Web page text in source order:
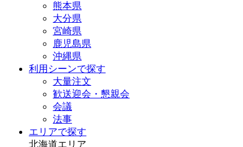
熊本県
大分県
宮崎県
鹿児島県
沖縄県
利用シーンで探す
大量注文
歓送迎会・懇親会
会議
法事
エリアで探す
北海道エリア